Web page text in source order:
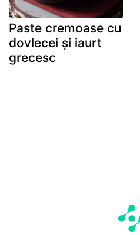
Paste cremoase cu
dovlecei și iaurt
grecesc